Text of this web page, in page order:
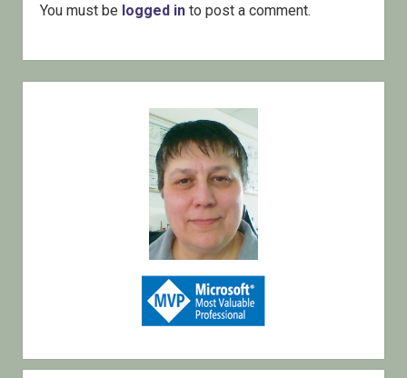
You must be logged into post a comment.